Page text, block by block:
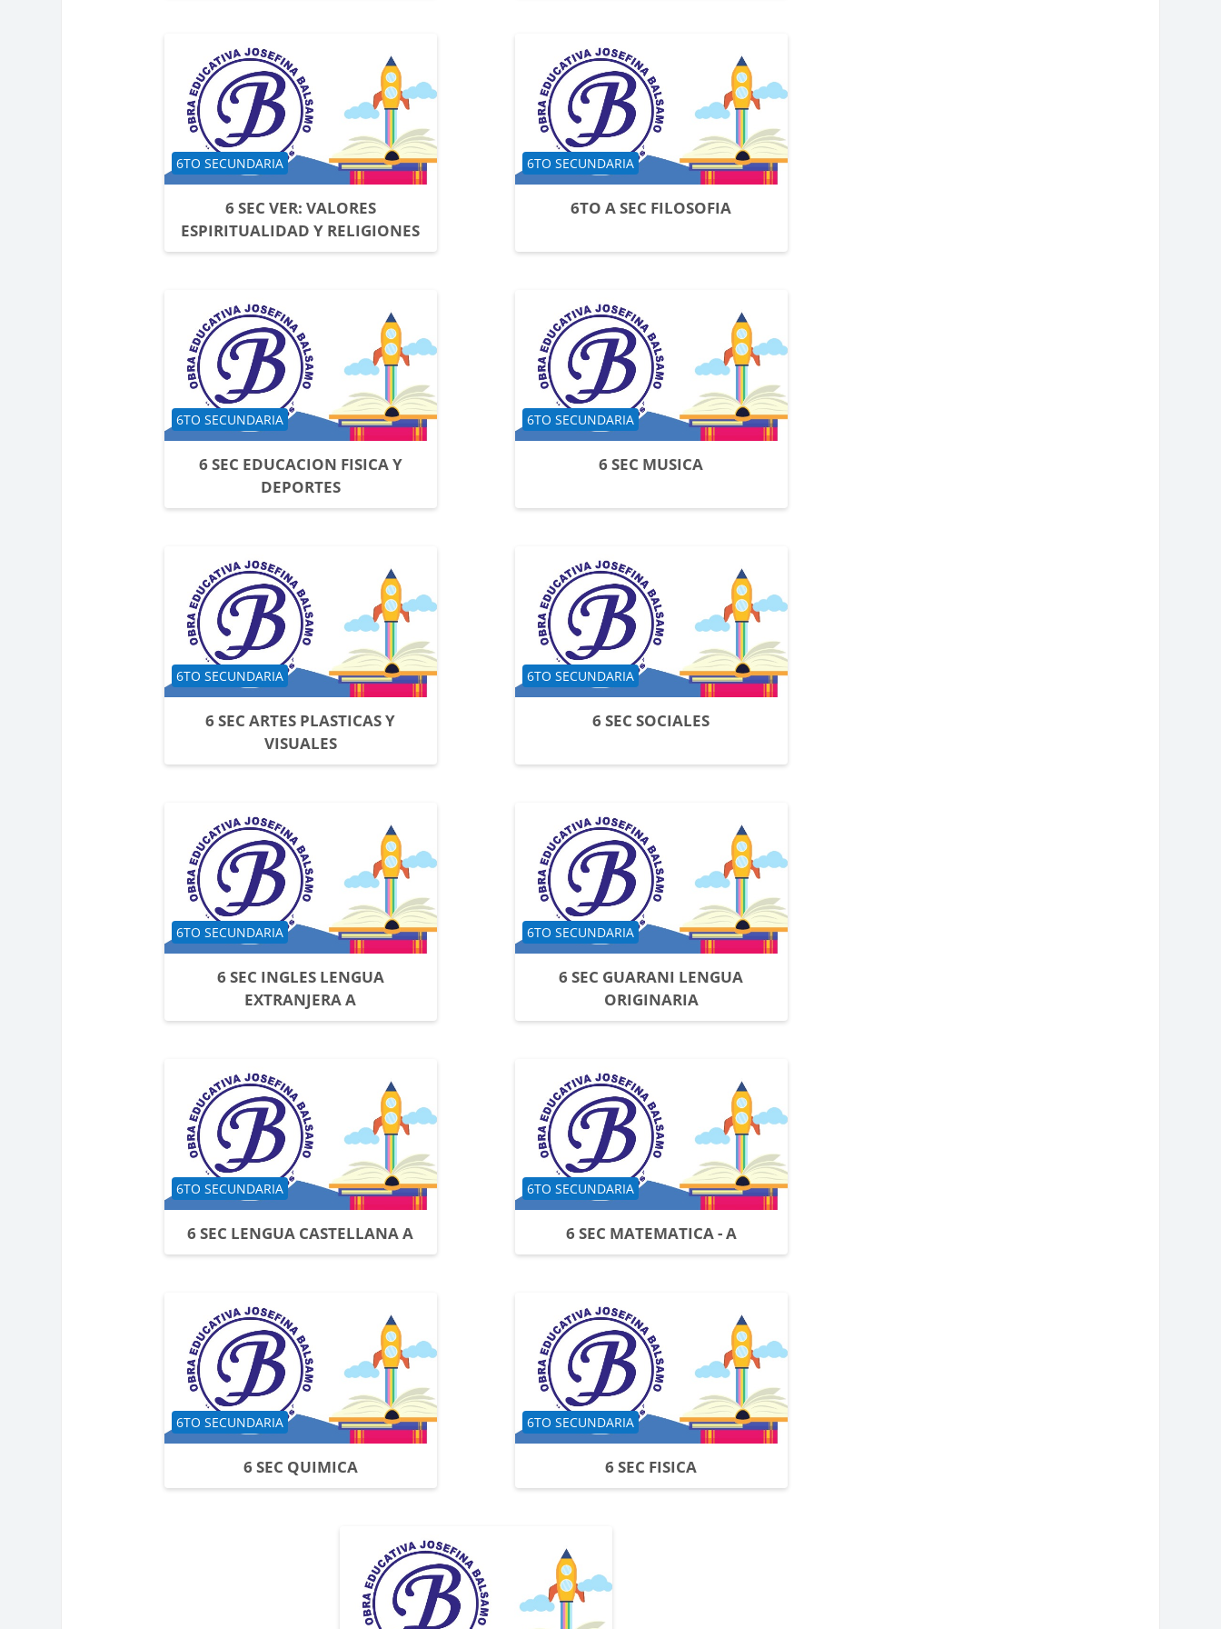
6 SEC VER: VALORES
ESPIRITUALIDAD Y RELIGIONES
Categoría de cursos
6TO SECUNDARIA
6TO A SEC FILOSOFIA
Categoría de cursos
6TO SECUNDARIA
6 SEC EDUCACION FISICA Y
DEPORTES
Categoría de cursos
6TO SECUNDARIA
6 SEC MUSICA
Categoría de cursos
6TO SECUNDARIA
6 SEC ARTES PLASTICAS Y
VISUALES
Categoría de cursos
6TO SECUNDARIA
6 SEC SOCIALES
Categoría de cursos
6TO SECUNDARIA
6 SEC INGLES LENGUA
EXTRANJERA A
Categoría de cursos
6TO SECUNDARIA
6 SEC GUARANI LENGUA
ORIGINARIA
Categoría de cursos
6TO SECUNDARIA
6 SEC LENGUA CASTELLANA A
Categoría de cursos
6TO SECUNDARIA
6 SEC MATEMATICA - A
Categoría de cursos
6TO SECUNDARIA
6 SEC QUIMICA
Categoría de cursos
6TO SECUNDARIA
6 SEC FISICA
Categoría de cursos
6TO SECUNDARIA